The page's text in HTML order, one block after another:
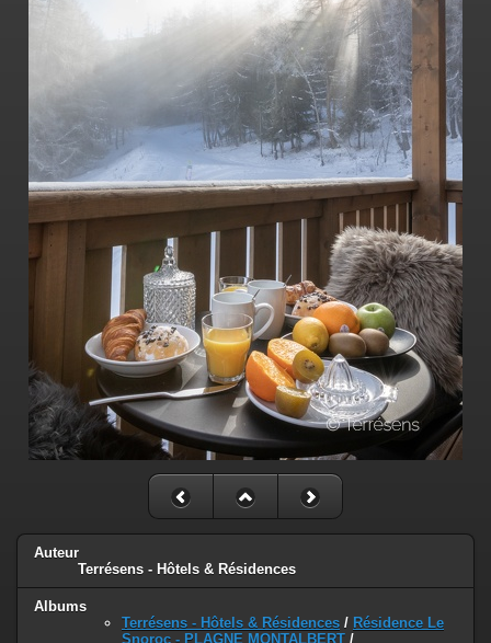
Auteur
Terrésens - Hôtels & Résidences
Albums
Terrésens - Hôtels & Résidences / Résidence Le
Snoroc - PLAGNE MONTALBERT /